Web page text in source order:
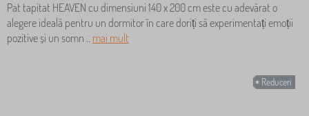
Pat tapitat HEAVEN cu dimensiuni 140 x 200 cm este cu adevărat o
alegere ideală pentru un dormitor în care doriți să experimentați emoții
pozitive și un somn .. mai mult
Reduceri